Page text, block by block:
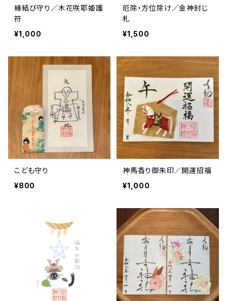
縁結び守り／木花咲耶姫護
符
¥1,000
厄除・方位除け／金神封じ
札
¥1,500
こども守り
¥800
神馬香り御朱印／開運招福
¥1,000